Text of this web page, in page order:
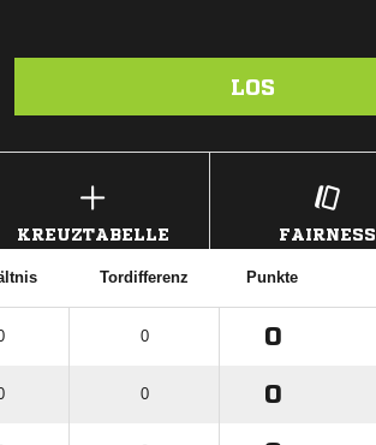
LOS
KREUZTABELLE FAIRNESS
Tordifferenz Punkte
0 0
0 0